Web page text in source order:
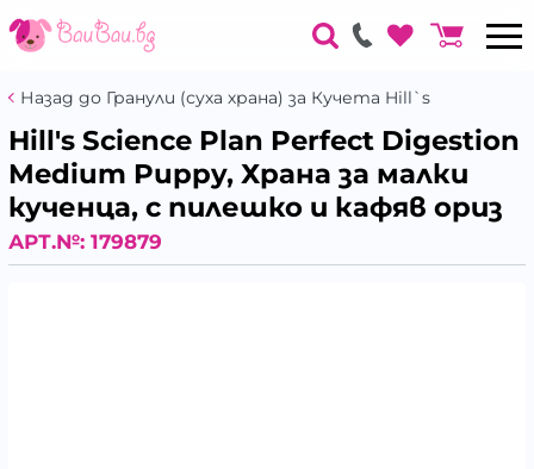
Назад до Гранули (суха храна) за Кучета Hill`s
Hill's Science Plan Perfect Digestion
Medium Puppy, Храна за малки
кученца, с пилешко и кафяв ориз
АРТ.№: 179879